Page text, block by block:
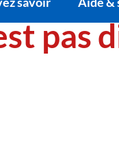
pas